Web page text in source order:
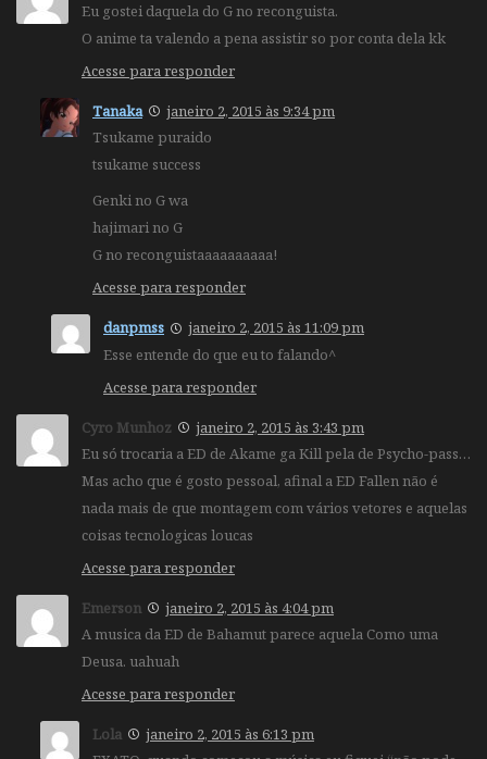
Eu gostei daquela do G no reconguista.
O anime ta valendo a pena assistir so por conta dela kk
Acesse para responder
Tanaka
janeiro 2, 2015 às 9:34 pm
Tsukame puraido
tsukame success
Genki no G wa
hajimari no G
G no reconguistaaaaaaaaaa!
Acesse para responder
danpmss
janeiro 2, 2015 às 11:09 pm
Esse entende do que eu to falando^
Acesse para responder
Cyro Munhoz
janeiro 2, 2015 às 3:43 pm
Eu só trocaria a ED de Akame ga Kill pela de Psycho-pass…
Mas acho que é gosto pessoal, afinal a ED Fallen não é
nada mais de que montagem com vários vetores e aquelas
coisas tecnologicas loucas
Acesse para responder
Emerson
janeiro 2, 2015 às 4:04 pm
A musica da ED de Bahamut parece aquela Como uma
Deusa. uahuah
Acesse para responder
Lola
janeiro 2, 2015 às 6:13 pm